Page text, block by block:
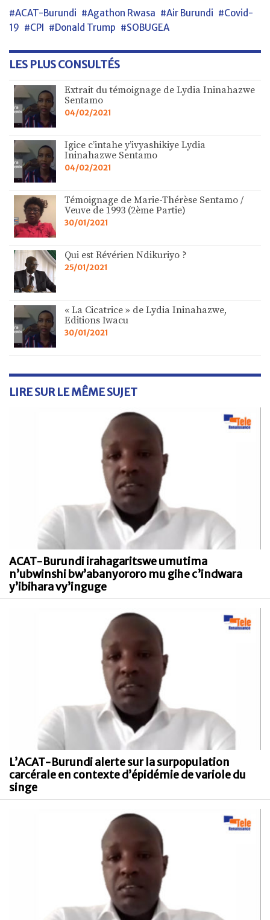
#ACAT-Burundi #Agathon Rwasa #Air Burundi #Covid-
19 #CPI #Donald Trump #SOBUGEA
LES PLUS CONSULTÉS
Extrait du témoignage de Lydia Ininahazwe
Sentamo
04/02/2021
Igice c’intahe y’ivyashikiye Lydia
Ininahazwe Sentamo
04/02/2021
Témoignage de Marie-Thérèse Sentamo /
Veuve de 1993 (2ème Partie)
30/01/2021
Qui est Révérien Ndikuriyo ?
25/01/2021
« La Cicatrice » de Lydia Ininahazwe,
Editions Iwacu
30/01/2021
LIRE SUR LE MÊME SUJET
ACAT-Burundi irahagaritswe umutima
n’ubwinshi bw’abanyororo mu gihe c’indwara
y’ibihara vy’inguge
L’ACAT-Burundi alerte sur la surpopulation
carcérale en contexte d’épidémie de variole du
singe